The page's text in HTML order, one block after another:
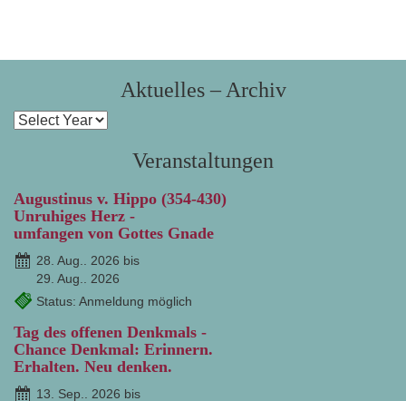
Aktuelles – Archiv
Veranstaltungen
Augustinus v. Hippo (354-430)
Unruhiges Herz -
umfangen von Gottes Gnade
28. Aug.. 2026 bis
29. Aug.. 2026
Status: Anmeldung möglich
Tag des offenen Denkmals -
Chance Denkmal: Erinnern.
Erhalten. Neu denken.
13. Sep.. 2026 bis